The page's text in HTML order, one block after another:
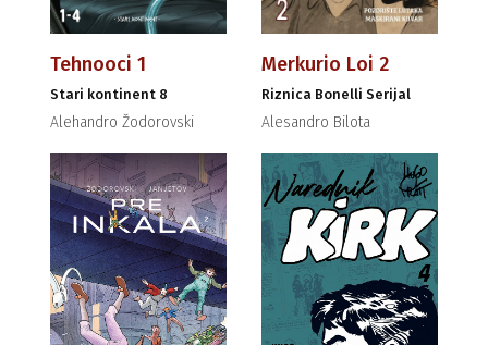
Tehnooci 1
Stari kontinent 8
Alehandro Žodorovski
Merkurio Loi 2
Riznica Bonelli Serijal
Alesandro Bilota